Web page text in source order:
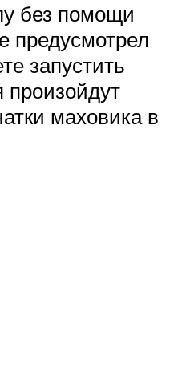
без помощи
предусмотрел
запустить
произойдут
маховика в